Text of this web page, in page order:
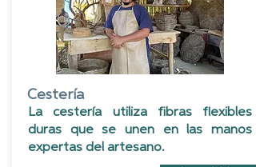
Cestería
La cestería utiliza fibras flexibles
duras que se unen en las manos
expertas del artesano.